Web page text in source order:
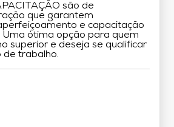
são de
que garantem
e capacitação
Uma ótima opção para quem
superior e deseja se qualificar
de trabalho.